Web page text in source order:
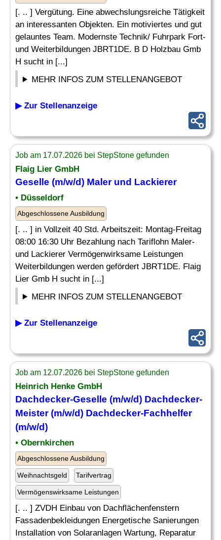
[. .. ] Vergütung. Eine abwechslungsreiche Tätigkeit
an interessanten Objekten. Ein motiviertes und gut
gelauntes Team. Modernste Technik/ Fuhrpark Fort-
und Weiterbildungen JBRT1DE. B D Holzbau Gmb
H sucht in [...]
MEHR INFOS ZUM STELLENANGEBOT
▶ Zur Stellenanzeige
Job am 17.07.2026 bei StepStone gefunden
Flaig Lier GmbH
Geselle (m/w/d) Maler und Lackierer
• Düsseldorf
Abgeschlossene Ausbildung
[. .. ] in Vollzeit 40 Std. Arbeitszeit: Montag-Freitag
08:00 16:30 Uhr Bezahlung nach Tariflohn Maler-
und Lackierer Vermögenwirksame Leistungen
Weiterbildungen werden gefördert JBRT1DE. Flaig
Lier Gmb H sucht in [...]
MEHR INFOS ZUM STELLENANGEBOT
▶ Zur Stellenanzeige
Job am 12.07.2026 bei StepStone gefunden
Heinrich Henke GmbH
Dachdecker-Geselle (m/w/d) Dachdecker-
Meister (m/w/d) Dachdecker-Fachhelfer
(m/w/d)
• Obernkirchen
Abgeschlossene Ausbildung
Weihnachtsgeld Tarifvertrag
Vermögenswirksame Leistungen
[. .. ] ZVDH Einbau von Dachflächenfenstern
Fassadenbekleidungen Energetische Sanierungen
Installation von Solaranlagen Wartung, Reparatur